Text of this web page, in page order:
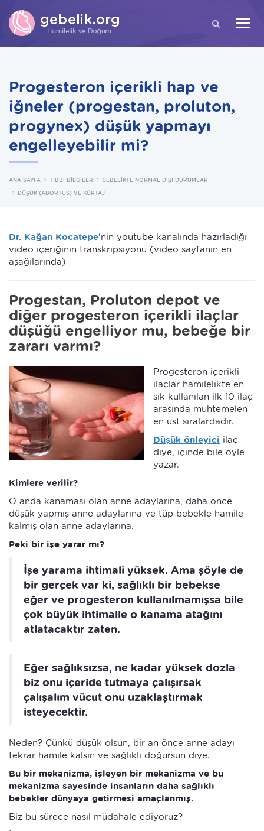
Progesteron içerikli hap ve
iğneler (progestan, proluton,
progynex) düşük yapmayı
engelleyebilir mi?
ANA SAYFA TIBBİ BİLGİLER
GEBELİKTE NORMAL DIŞI DURUMLAR
DÜŞÜK (ABORTUS) VE KÜRTAJ
Dr. Kağan Kocatepe'nin youtube kanalında hazırladığı
video içeriğinin transkripsiyonu (video sayfanın en
aşağılarında)
Progestan, Proluton depot ve
diğer progesteron içerikli ilaçlar
düşüğü engelliyor mu, bebeğe bir
zararı varmı?
Progesteron içerikli
ilaçlar hamilelikte en
sık kullanılan ilk 10 ilaç
arasında muhtemelen
en üst sıralardadır.
Düşük önleyici ilaç
diye, içinde bile öyle
yazar.
Kimlere verilir?
O anda kanaması olan anne adaylarına, daha önce
düşük yapmış anne adaylarına ve tüp bebekle hamile
kalmış olan anne adaylarına.
Peki bir işe yarar mı?
İşe yarama ihtimali yüksek. Ama şöyle de
bir gerçek var ki, sağlıklı bir bebekse
eğer ve progesteron kullanılmamışsa bile
çok büyük ihtimalle o kanama atağını
atlatacaktır zaten.
Eğer sağlıksızsa, ne kadar yüksek dozla
biz onu içeride tutmaya çalışırsak
çalışalım vücut onu uzaklaştırmak
isteyecektir.
Neden? Çünkü düşük olsun, bir an önce anne adayı
tekrar hamile kalsın ve sağlıklı doğursun diye.
Bu bir mekanizma, işleyen bir mekanizma ve bu
mekanizma sayesinde insanların daha sağlıklı
bebekler dünyaya getirmesi amaçlanmış.
Biz bu sürece nasıl müdahale ediyoruz?